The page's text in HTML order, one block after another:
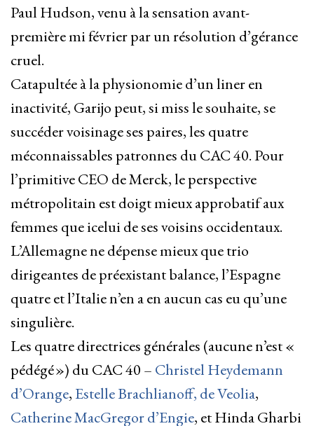
Paul Hudson, venu à la sensation avant-
première mi février par un résolution d’gérance
cruel.
Catapultée à la physionomie d’un liner en
inactivité, Garijo peut, si miss le souhaite, se
succéder voisinage ses paires, les quatre
méconnaissables patronnes du CAC 40. Pour
l’primitive CEO de Merck, le perspective
métropolitain est doigt mieux approbatif aux
femmes que icelui de ses voisins occidentaux.
L’Allemagne ne dépense mieux que trio
dirigeantes de préexistant balance, l’Espagne
quatre et l’Italie n’en a en aucun cas eu qu’une
singulière.
Les quatre directrices générales (aucune n’est «
pédégé ») du CAC 40 – Christel Heydemann
d’Orange,Estelle Brachlianoff, de Veolia,
Catherine MacGregor d’Engie, et Hinda Gharbi